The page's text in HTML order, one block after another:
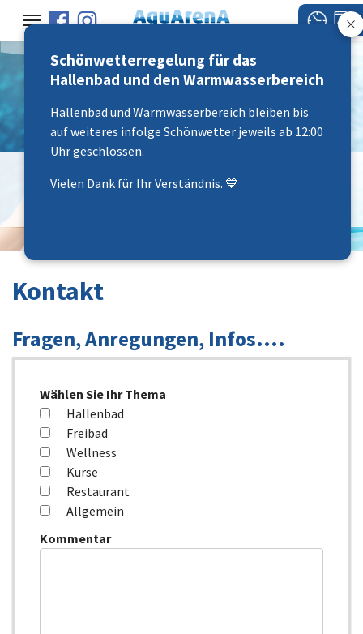
"abtauche - abschaute -
Kontakt
Fragen, Anregungen, Infos....
Wählen Sie Ihr Thema
Hallenbad
Freibad
Wellness
Kurse
Restaurant
Allgemein
Kommentar
Schönwetterregelung für das
Hallenbad und den Warmwasserbereich
Hallenbad und Warmwasserbereich bleiben bis
auf weiteres infolge Schönwetter jeweils ab 12:00
Uhr geschlossen.
Vielen Dank für Ihr Verständnis. 💙